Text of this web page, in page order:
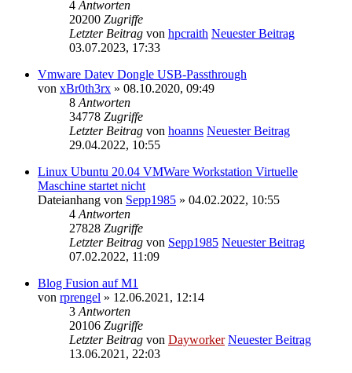
4 Antworten
20200 Zugriffe
Letzter Beitrag von hpcraith Neuester Beitrag
03.07.2023, 17:33
Vmware Datev Dongle USB-Passthrough
von xBr0th3rx » 08.10.2020, 09:49
8 Antworten
34778 Zugriffe
Letzter Beitrag von hoanns Neuester Beitrag
29.04.2022, 10:55
Linux Ubuntu 20.04 VMWare Workstation Virtuelle
Maschine startet nicht
Dateianhang von Sepp1985 » 04.02.2022, 10:55
4 Antworten
27828 Zugriffe
Letzter Beitrag von Sepp1985 Neuester Beitrag
07.02.2022, 11:09
Blog Fusion auf M1
von rprengel » 12.06.2021, 12:14
3 Antworten
20106 Zugriffe
Letzter Beitrag von Dayworker Neuester Beitrag
13.06.2021, 22:03